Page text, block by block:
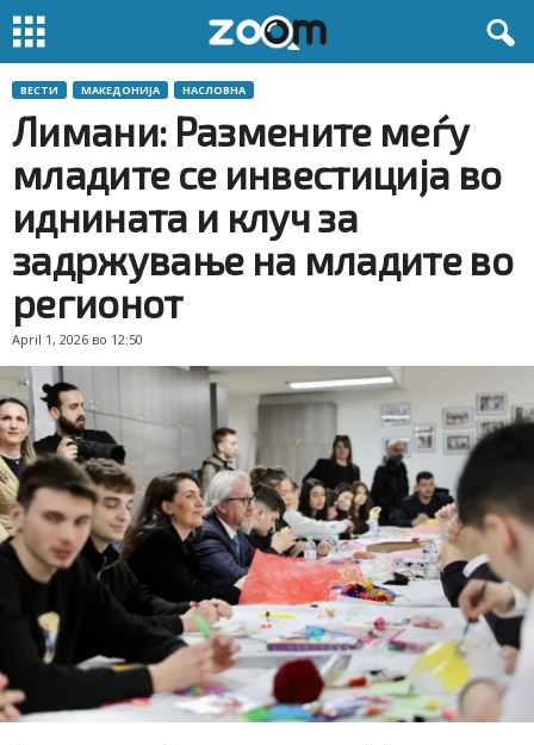
ВЕСТИ МАКЕДОНИЈА НАСЛОВНА
Лимани: Размените меѓу
младите се инвестиција во
иднината и клуч за
задржување на младите во
регионот
April 1, 2026 во 12:50